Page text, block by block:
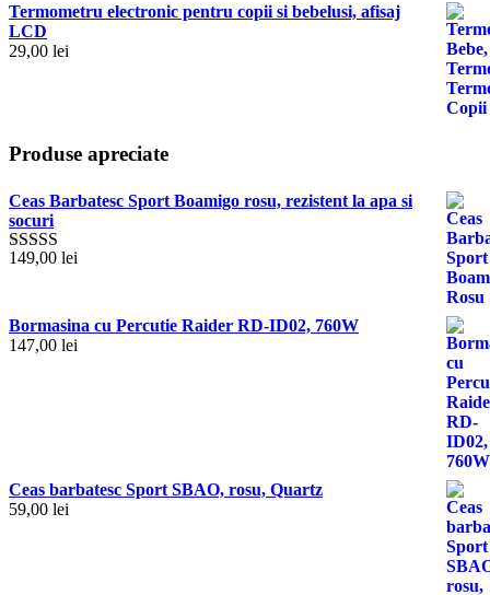
Termometru electronic pentru copii si bebelusi, afisaj
LCD
29,00 lei
Produse apreciate
Ceas Barbatesc Sport Boamigo rosu, rezistent la apa si
socuri
Evaluat la
149,00 lei
Bormasina cu Percutie Raider RD-ID02, 760W
147,00 lei
Ceas barbatesc Sport SBAO, rosu, Quartz
59,00 lei